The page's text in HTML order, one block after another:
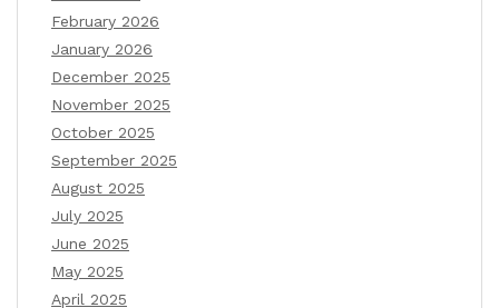
February 2026
January 2026
December 2025
November 2025
October 2025
September 2025
August 2025
July 2025
June 2025
May 2025
April 2025